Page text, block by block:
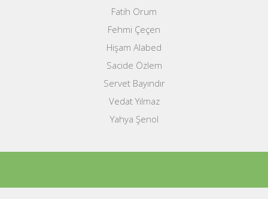
Fatih Orum
Fehmi Çeçen
Hişam Alabed
Sacide Özlem
Servet Bayındır
Vedat Yılmaz
Yahya Şenol